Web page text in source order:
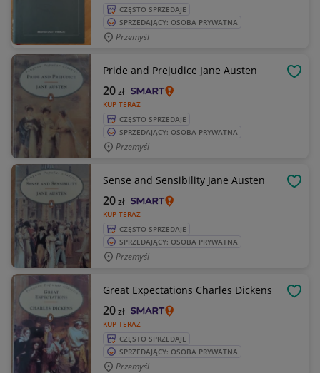
CZĘSTO SPRZEDAJE
SPRZEDAJĄCY: OSOBA PRYWATNA
Przemyśl
Pride and Prejudice Jane Austen
KUP TERAZ
20zł
CZĘSTO SPRZEDAJE
SPRZEDAJĄCY: OSOBA PRYWATNA
Przemyśl
Sense and Sensibility Jane Austen
KUP TERAZ
20zł
CZĘSTO SPRZEDAJE
SPRZEDAJĄCY: OSOBA PRYWATNA
Przemyśl
Great Expectations Charles Dickens
KUP TERAZ
20zł
CZĘSTO SPRZEDAJE
SPRZEDAJĄCY: OSOBA PRYWATNA
Przemyśl